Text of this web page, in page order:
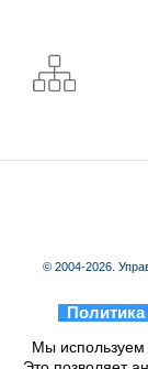
© 2004-2026.
Мы используем